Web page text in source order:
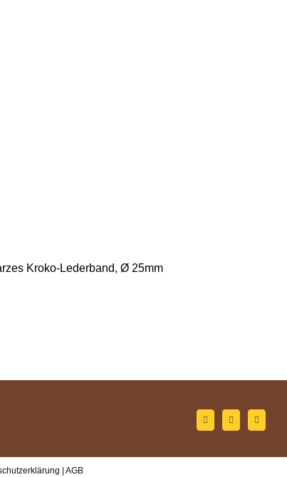
Kroko-Lederband, Ø 25mm
AGB